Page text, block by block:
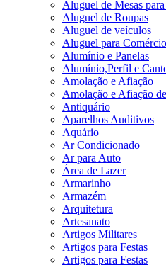
Aluguel de Mesas
Aluguel de Roupas
Aluguel de veículos
Aluguel para Comércio
Alumínio e Panelas
Alumínio,Perfil e
Amolação e Afiação
Amolação e Afiação
Antiquário
Aparelhos Auditivos
Aquário
Ar Condicionado
Ar para Auto
Área de Lazer
Armarinho
Armazém
Arquitetura
Artesanato
Artigos Militares
Artigos para Festas
Artigos para Festas